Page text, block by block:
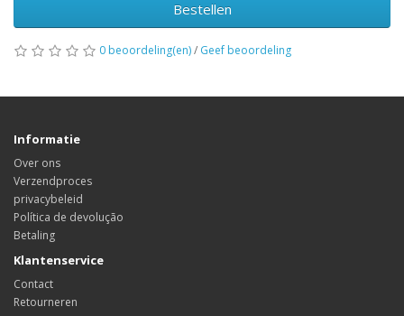
Bestellen
0 beoordeling(en)/ Geef beoordeling
Informatie
Over ons
Verzendproces
privacybeleid
Política de devolução
Betaling
Klantenservice
Contact
Retourneren